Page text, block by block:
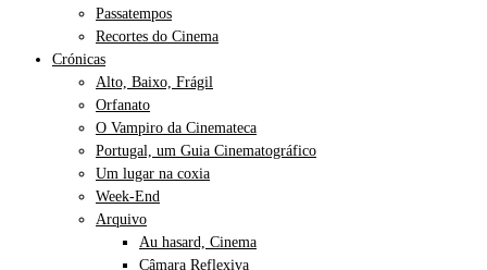
Passatempos
Recortes do Cinema
Crónicas
Alto, Baixo, Frágil
Orfanato
O Vampiro da Cinemateca
Portugal, um Guia Cinematográfico
Um lugar na coxia
Week-End
Arquivo
Au hasard, Cinema
Câmara Reflexiva